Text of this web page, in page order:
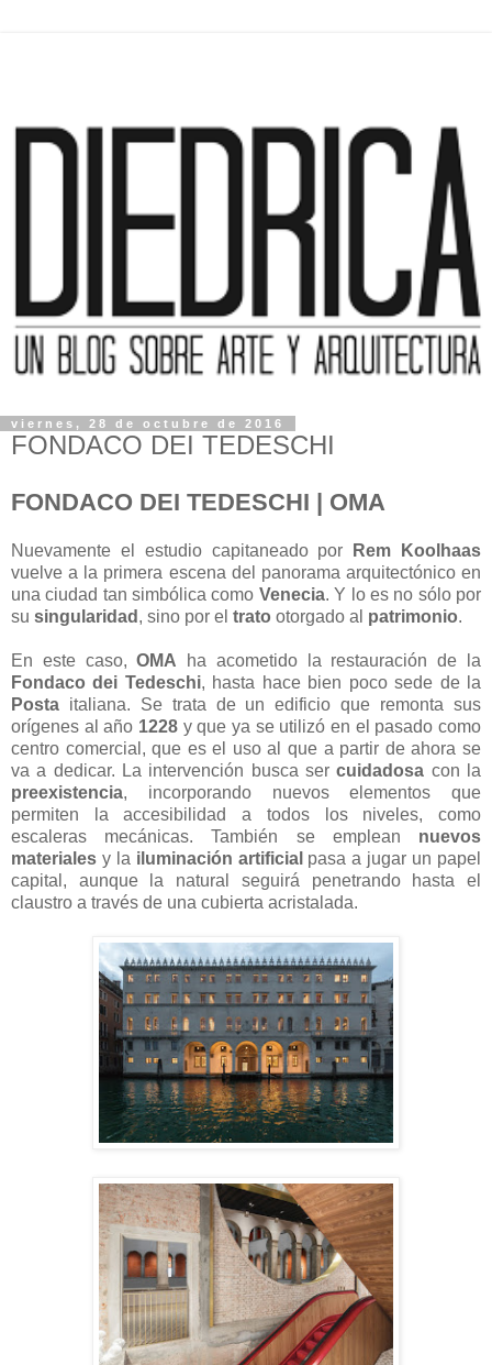
viernes, 28 de octubre de 2016
FONDACO DEI TEDESCHI
FONDACO DEI TEDESCHI | OMA
Nuevamente el estudio capitaneado por
Rem Koolhaas
vuelve a la primera escena del panorama arquitectónico en
una ciudad tan simbólica como Venecia. Y lo es no sólo por
su singularidad , sino por el trato otorgado al patrimonio.
En este caso,OMA ha acometido la restauración de la
Fondaco dei Tedeschi, hasta hace bien poco sede de la
Posta italiana. Se trata de un edificio que remonta sus
orígenes al año 1228 y que ya se utilizó en el pasado como
centro comercial, que es el uso al que a partir de ahora se
va a dedicar. La intervención busca sercuidadosa con la
preexistencia, incorporando nuevos elementos que
permiten la accesibilidad a todos los niveles, como
escaleras mecánicas. También se emplean nuevos
materiales y la iluminación artificial pasa a jugar un papel
capital, aunque la natural seguirá penetrando hasta el
claustro a través de una cubierta acristalada.